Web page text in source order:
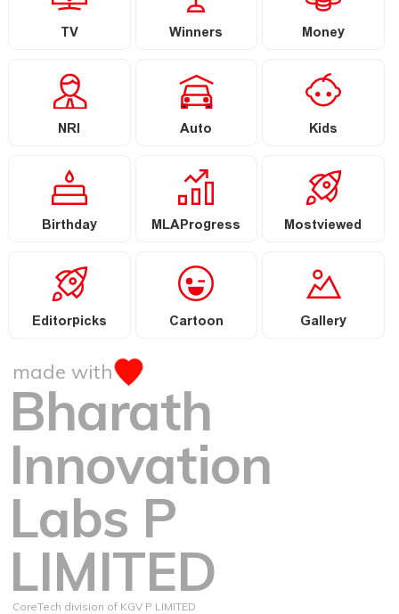
TV Winners Money
NRI Auto Kids
Birthday MLAProgress Mostviewed
Editorpicks Cartoon Gallery
made with
Bharath
Innovation
Labs P
LIMITED
CoreTech division of KGV P LIMITED